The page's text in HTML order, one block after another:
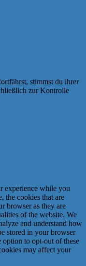
stimmst du ihrer
zur Kontrolle
experience while you
the cookies that are
browser as they are
of the website. We
and understand how
stored in your browser
to opt-out of these
may affect your